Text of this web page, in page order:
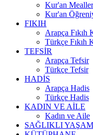
Kur'an
Kur'an
FIKIH
Arapça Fıkıh
Türkçe Fıkıh
TEFSİR
Arapça Tefsir
Türkçe Tefsir
HADİS
Arapça Hadis
Türkçe Hadis
KADIN VE AİLE
Kadın ve Aile
SAĞLIKLI YAŞAM